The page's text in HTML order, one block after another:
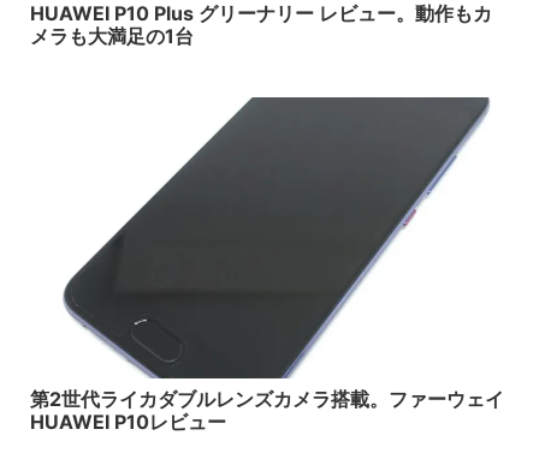
HUAWEI P10 Plus グリーナリー レビュー。動作もカ
メラも大満足の1台
第2世代ライカダブルレンズカメラ搭載。ファーウェイ
HUAWEI P10レビュー